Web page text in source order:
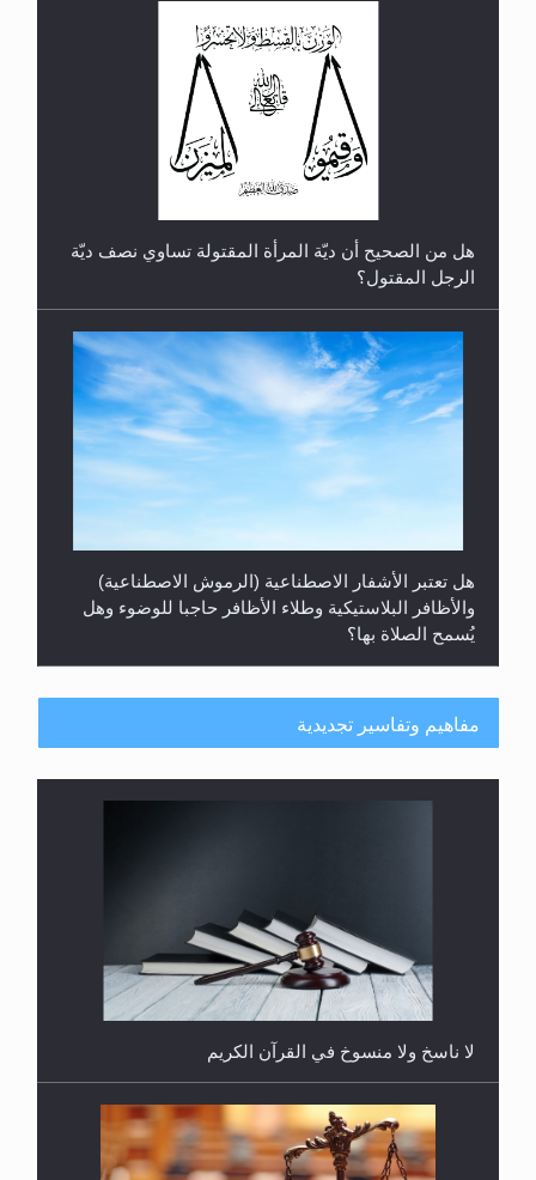
رأيٌ في لغة المسيح الموعود عليه السلام.. 4...
هل من الصحيح أن ديّة المرأة المقتولة تساوي نصف ديّة
الرجل المقتول؟
هل تعتبر الأشفار الاصطناعية (الرموش الاصطناعية)
والأظافر البلاستيكية وطلاء الأظافر حاجبا للوضوء وهل
يُسمح الصلاة بها؟
هل يُحسب حول الزكاة وفق السنة الميلادية أو الهجرية؟
مفاهيم وتفاسير تجديدية
لا ناسخ ولا منسوخ في القرآن الكريم